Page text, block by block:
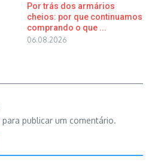
Por trás dos armários
cheios: por que continuamos
comprando o que ...
06.08.2026
para publicar um comentário.